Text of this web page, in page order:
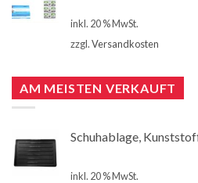
inkl. 20 % MwSt.
zzgl.Versandkosten
AM MEISTEN VERKAUFT
Schuhablage,
inkl. 20 % MwSt.